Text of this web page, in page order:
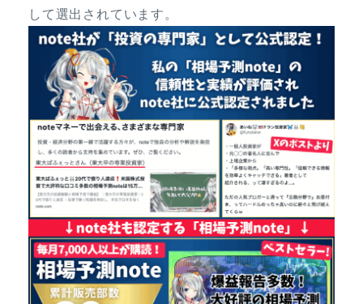
して選出されています。